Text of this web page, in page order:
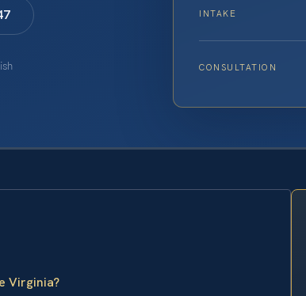
INTAKE
CONSULTATION
Virginia?